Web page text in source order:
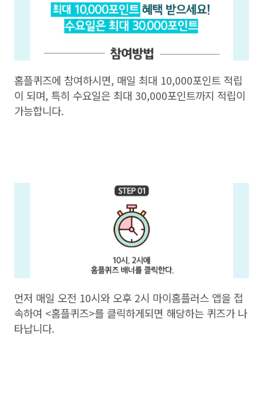
홈플퀴즈에 참여하시면, 매일 최대 10,000포인트 적립
이 되며, 특히 수요일은 최대 30,000포인트까지 적립이
가능합니다.
먼저 매일 오전 10시와 오후 2시 마이홈플러스 앱을 접
속하여 <홈플퀴즈>를 클릭하게되면 해당하는 퀴즈가 나
타납니다.